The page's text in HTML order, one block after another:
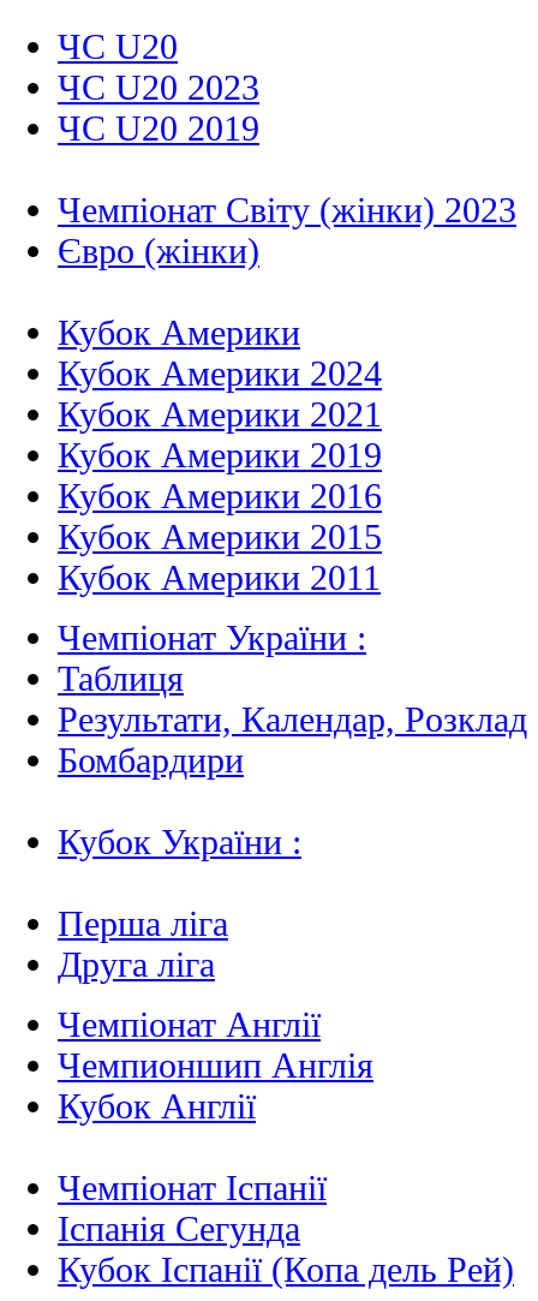
ЧС U20
ЧС U20 2023
ЧС U20 2019
Чемпіонат Світу (жінки) 2023
Євро (жінки)
Кубок Америки
Кубок Америки 2024
Кубок Америки 2021
Кубок Америки 2019
Кубок Америки 2016
Кубок Америки 2015
Кубок Америки 2011
Чемпіонат України :
Таблиця
Результати, Календар, Poзклад
Бомбардири
Кубок України :
Перша ліга
Друга ліга
Чемпіонат Англії
Чемпионшип Англія
Кубок Англії
Чемпіонат Іспанії
Іспанія Сегунда
Кубок Іспанії (Копа дель Рей)